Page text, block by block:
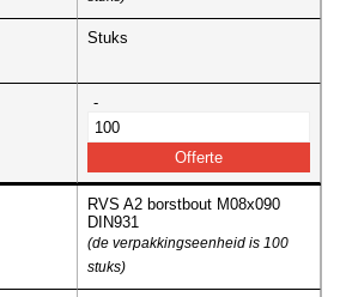
Stuks
-
RVS A2 borstbout M08x090
DIN931
(de verpakkingseenheid is 100
stuks)